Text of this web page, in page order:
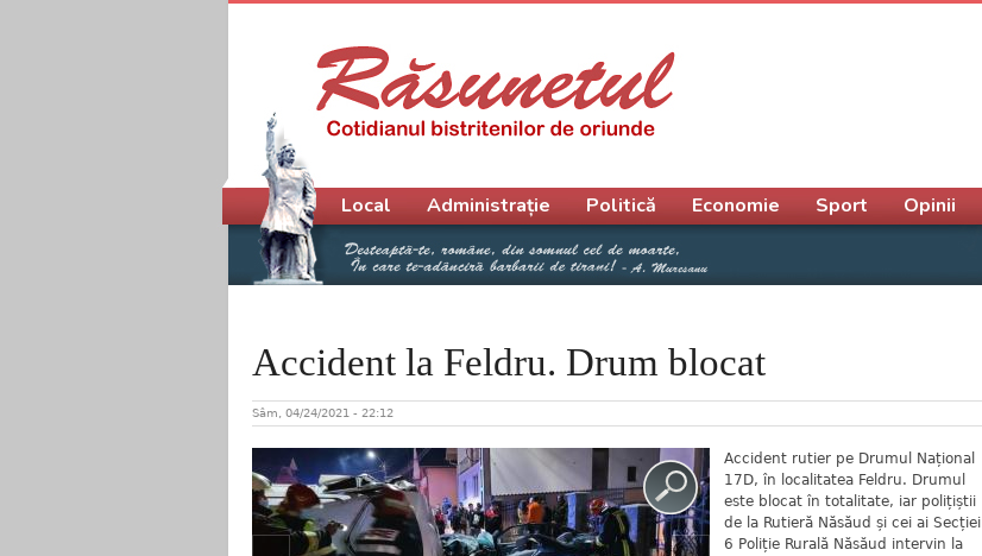
Accident la Feldru. Drum blocat
Sâm, 04/24/2021 - 22:12
Accident rutier pe Drumul Național
17D, în localitatea Feldru. Drumul
este blocat în totalitate, iar polițiștii
de la Rutieră Năsăud și cei ai Secției
6 Poliție Rurală Năsăud intervin la
Meniu principal
Local Administrație Politică Economie Sport Opinii